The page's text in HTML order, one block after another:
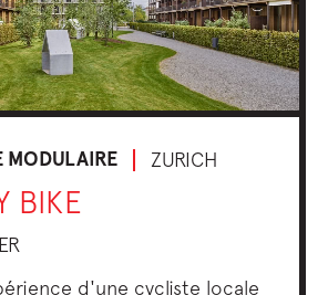
MODULAIRE ZURICH
BIKE
d'une cycliste locale